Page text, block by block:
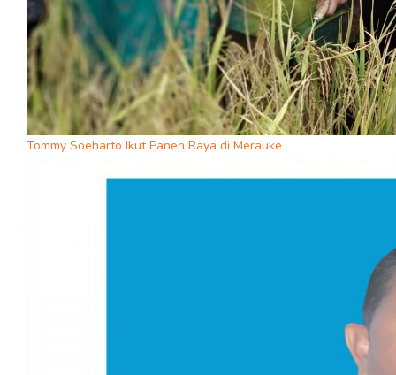
Tommy Soeharto Ikut Panen Raya di Merauke